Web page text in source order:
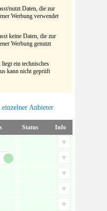
nutzt Daten, die zur
Werbung verwendet
keine Daten, die zur
Werbung genutzt
ein technisches
kann nicht geprüft